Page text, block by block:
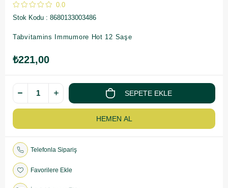
0.0
Stok Kodu
8680133003486
Tabvitamins Immumore Hot 12 Saşe
₺221,00
Telefonla Sipariş
Favorilere Ekle